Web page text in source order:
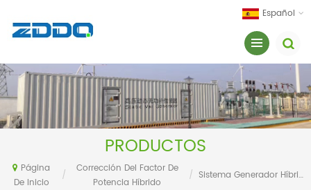
Español
PRODUCTOS
Página
De Inicio
/
Corrección Del Factor De
Potencia Híbrido
/ Sistema Generador Híbrido Estático Var